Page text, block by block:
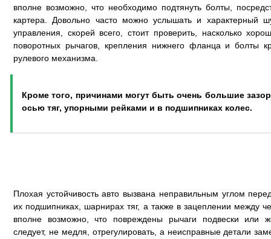
вполне возможно, что необходимо подтянуть болты,
картера. Довольно часто можно услышать и характерный
управления, скорей всего, стоит проверить, насколько
поворотных рычагов, крепления нижнего фланца и болты
рулевого механизма.
Кроме того, причинами могут быть очень большие
осью тяг, упорными рейками и в подшипниках колес.
Плохая устойчивость авто вызвана неправильным углом
их подшипниках, шарнирах тяг, а также в зацеплении между
вполне возможно, что повреждены рычаги подвески или
следует, не медля, отрегулировать, а неисправные детали